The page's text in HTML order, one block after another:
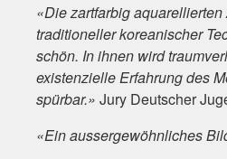
«Die zartfarbig
traditioneller koreanischer
schön. In ihnen wird
existenzielle Erfahrung des
spürbar.» Jury Deutscher
«Ein aussergewöhnliches